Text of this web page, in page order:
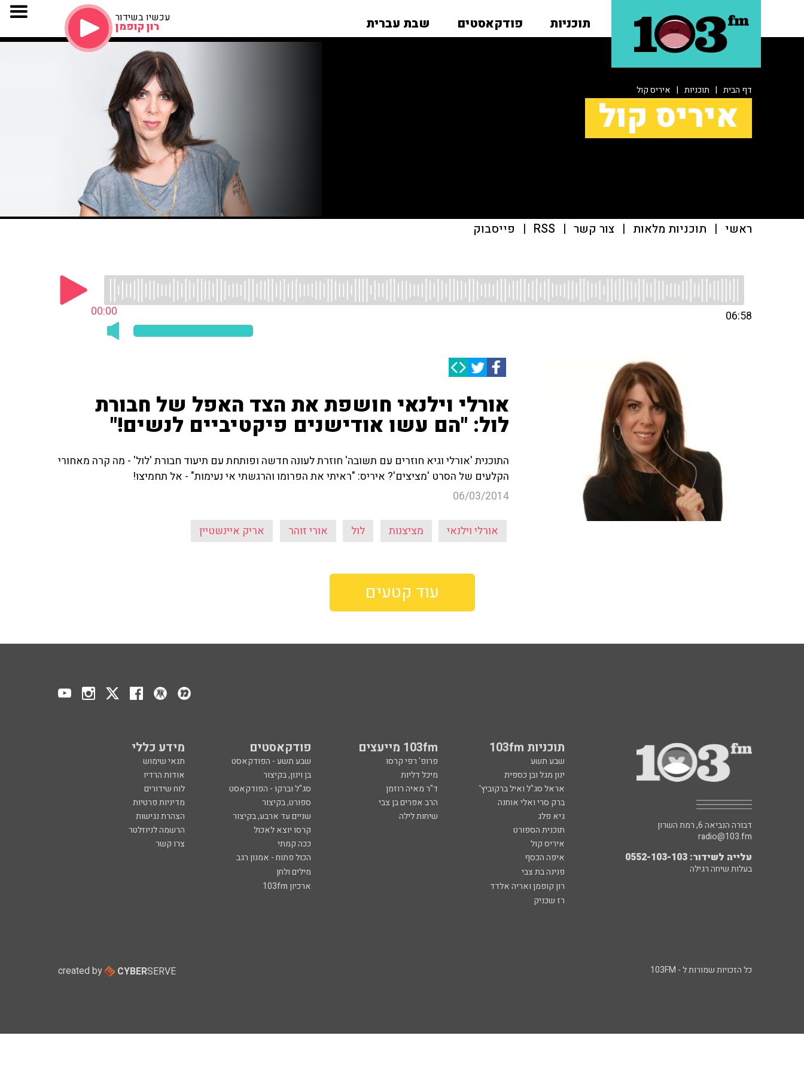
תוכניות פודקאסטים שבת עברית עכשיו בשידור
רון קופמן
דף הבית | תוכניות | איריס קול
איריס קול
ראשי | תוכניות מלאות | צור קשר |
RSS
| פייסבוק
00:00 06:58
אורלי וילנאי חושפת את הצד האפל של חבורת
לול: "הם עשו אודישנים פיקטיביים לנשים!"
התוכנית 'אורלי וגיא חוזרים עם תשובה' חוזרת לעונה חדשה ופותחת עם תיעוד חבורת 'לול' - מה קרה מאחורי
הקלעים של הסרט 'מציצים'? איריס: "ראיתי את הפרומו והרגשתי אי נעימות" - אל תחמיצו!
06/03/2014
אורלי וילנאי מציצנות לול אורי זוהר אריק איינשטיין
עוד קטעים
תוכניות 103fm 103fm מייעצים פודקאסטים מידע כללי
שבע תשע פרופ' רפי קרסו שבע תשע - הפודקאסט
תנאי שימוש
ינון מגל ובן כספית
מיכל דליות בן וינון, בקיצור
אודות הרדיו
אראל סג"ל ואיל ברקוביץ'
ד"ר מאיה רוזמן סג"ל וברקו - הפודקאסט
לוח שידורים
ברק סרי ואלי אוחנה
הרב אפרים בן צבי ספורט, בקיצור
מדיניות פרטיות
גיא פלג
שיחות לילה שניים עד ארבע, בקיצור
הצהרת נגישות
תוכנית הספורט
קרסו יוצא לאכול
הרשמה לניוזלטר
איריס קול
ככה קמתי
צרו קשר
איפה הכסף
הכול פתוח - אמנון רגב
פנינה בת צבי
מילים ולחן
רון קופמן ואריה אלדד
ארכיון 103fm
רז שכניק
דבורה הנביאה 6, רמת השרון
radio@103.fm
עלייה לשידור: 0552-103-103
בעלות שיחה רגילה
כל הזכויות שמורות ל - 103FM created by CYBERSERVE